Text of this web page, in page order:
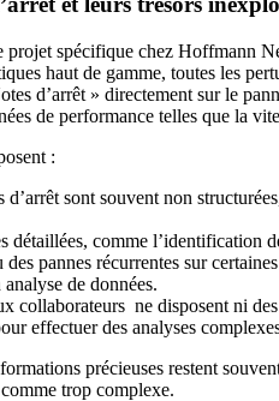
projet spécifique chez Hoffmann
haut de gamme, toutes les
d’arrêt » directement sur le
de performance telles que la
:
d’arrêt sont souvent non
détaillées, comme l’identification
des pannes récurrentes sur
analyse de données.
collaborateurs ne disposent ni
effectuer des analyses
précieuses restent
trop complexe.